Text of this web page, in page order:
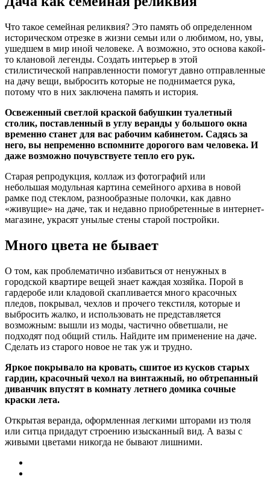
Что такое семейная реликвия? Это память об определенном
историческом отрезке в жизни семьи или о любимом, но, увы,
ушедшем в мир иной человеке. А возможно, это основа какой-
то клановой легенды. Создать интерьер в этой
стилистической направленности помогут давно отправленные
на дачу вещи, выбросить которые не поднимается рука,
потому что в них заключена память и история.
Освеженный светлой краской бабушкин туалетный
столик, поставленный в углу веранды у большого окна
временно станет для вас рабочим кабинетом. Садясь за
него, вы непременно вспомните дорогого вам человека. И
даже возможно почувствуете тепло его рук.
Старая репродукция, коллаж из фотографий или
небольшая модульная картина семейного архива в новой
рамке под стеклом, разнообразные полочки, как давно
«живущие» на даче, так и недавно приобретенные в интернет-
магазине, украсят унылые стены старой постройки.
Много цвета не бывает
О том, как проблематично избавиться от ненужных в
городской квартире вещей знает каждая хозяйка. Порой в
гардеробе или кладовой скапливается много красочных
пледов, покрывал, чехлов и прочего текстиля, которые и
выбросить жалко, и использовать не представляется
возможным: вышли из моды, частично обветшали, не
подходят под общий стиль. Найдите им применение на даче.
Сделать из старого новое не так уж и трудно.
Яркое покрывало на кровать, сшитое из кусков старых
гардин, красочный чехол на винтажный, но обтрепанный
диванчик впустят в комнату летнего домика сочные
краски лета.
Открытая веранда, оформленная легкими шторами из тюля
или ситца придадут строению изысканный вид. А вазы с
живыми цветами никогда не бывают лишними.